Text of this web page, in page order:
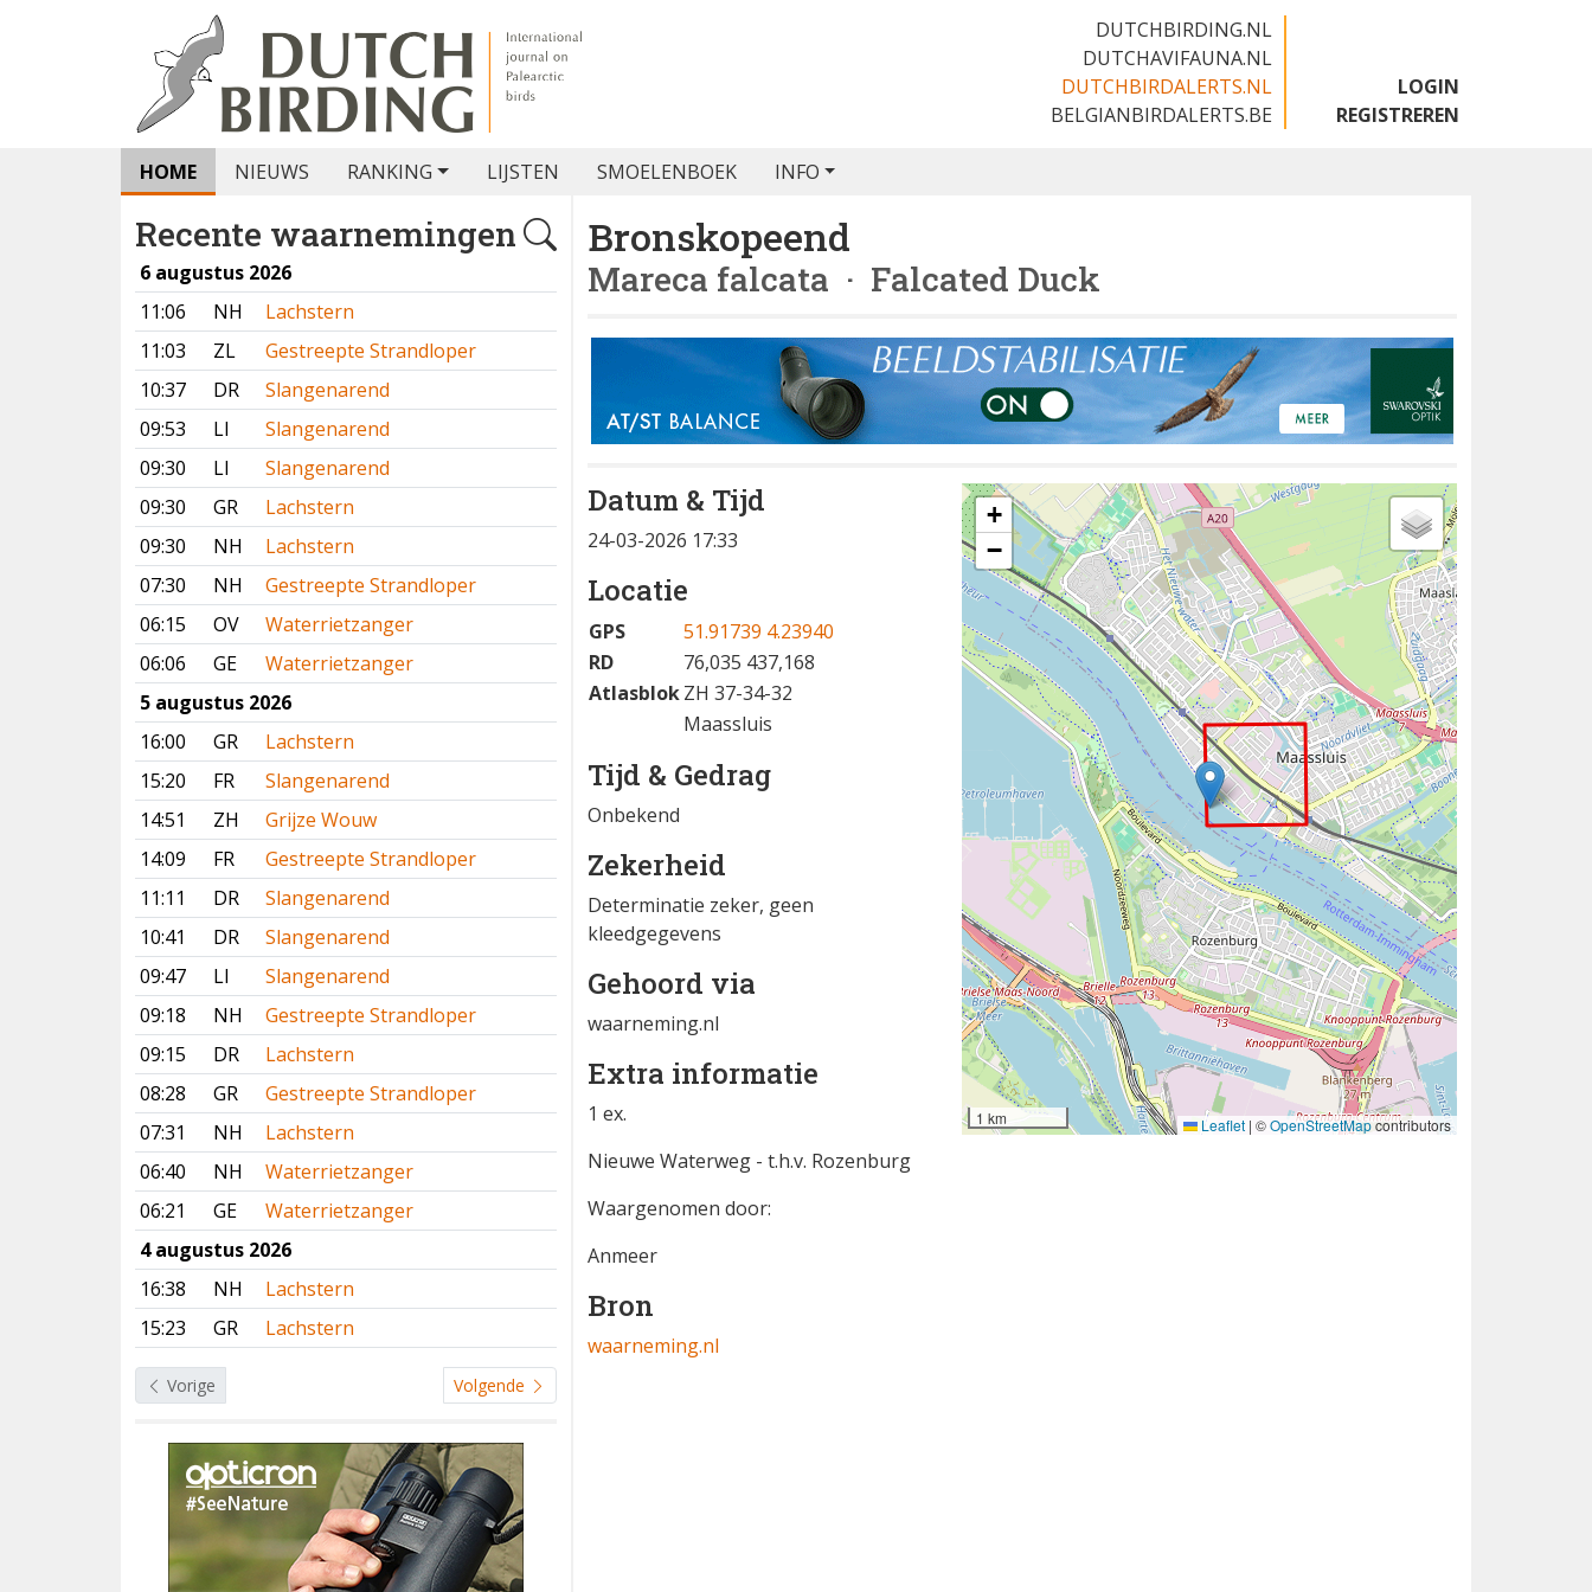
DUTCHBIRDING.NL
DUTCHAVIFAUNA.NL
DUTCHBIRDALERTS.NL
BELGIANBIRDALERTS.BE
LOGIN
REGISTREREN
HOME NIEUWS RANKING LIJSTEN SMOELENBOEK INFO
Recente waarnemingen
6 augustus 2026
11:06
NH
Lachstern
11:03
ZL
Gestreepte Strandloper
10:37
DR
Slangenarend
09:53
LI
Slangenarend
09:30
LI
Slangenarend
09:30
GR
Lachstern
09:30
NH
Lachstern
07:30
NH
Gestreepte Strandloper
06:15
OV
Waterrietzanger
06:06
GE
Waterrietzanger
5 augustus 2026
16:00
GR
Lachstern
15:20
FR
Slangenarend
14:51
ZH
Grijze Wouw
14:09
FR
Gestreepte Strandloper
11:11
DR
Slangenarend
10:41
DR
Slangenarend
09:47
LI
Slangenarend
09:18
NH
Gestreepte Strandloper
09:15
DR
Lachstern
08:28
GR
Gestreepte Strandloper
07:31
NH
Lachstern
06:40
NH
Waterrietzanger
06:21
GE
Waterrietzanger
4 augustus 2026
16:38
NH
Lachstern
15:23
GR Lachstern
Vorige Volgende
Bronskopeend
Mareca falcata · Falcated Duck
Datum & Tijd
24-03-2026 17:33
Locatie
GPS
51.91739 4.23940
RD
76,035 437,168
AtlasblokZH 37-34-32
Maassluis
Tijd & Gedrag
Onbekend
Zekerheid
Determinatie zeker, geen
kleedgegevens
Gehoord via
waarneming.nl
Extra informatie
1 ex.
Nieuwe Waterweg - t.h.v. Rozenburg
Waargenomen door:
Anmeer
Bron
waarneming.nl
+
−
1 km Leaflet | ©OpenStreetMapcontributors